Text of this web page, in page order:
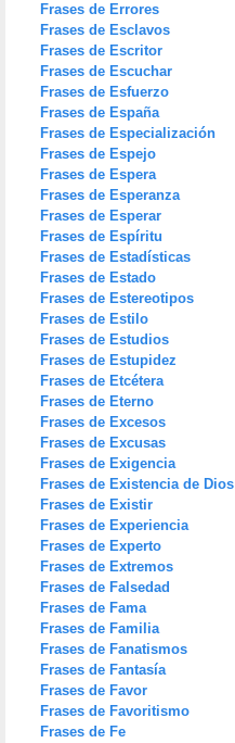
Frases de Errores
Frases de Esclavos
Frases de Escritor
Frases de Escuchar
Frases de Esfuerzo
Frases de España
Frases de Especialización
Frases de Espejo
Frases de Espera
Frases de Esperanza
Frases de Esperar
Frases de Espíritu
Frases de Estadísticas
Frases de Estado
Frases de Estereotipos
Frases de Estilo
Frases de Estudios
Frases de Estupidez
Frases de Etcétera
Frases de Eterno
Frases de Excesos
Frases de Excusas
Frases de Exigencia
Frases de Existencia de Dios
Frases de Existir
Frases de Experiencia
Frases de Experto
Frases de Extremos
Frases de Falsedad
Frases de Fama
Frases de Familia
Frases de Fanatismos
Frases de Fantasía
Frases de Favor
Frases de Favoritismo
Frases de Fe